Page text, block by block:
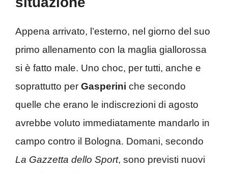
Appena arrivato, l’esterno, nel giorno del suo
primo allenamento con la maglia giallorossa
si è fatto male. Uno choc, per tutti, anche e
soprattutto per Gasperini che secondo
quelle che erano le indiscrezioni di agosto
avrebbe voluto immediatamente mandarlo in
campo contro il Bologna. Domani, secondo
La Gazzetta dello Sport, sono previsti nuovi